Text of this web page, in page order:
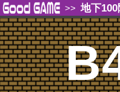
>> 地下